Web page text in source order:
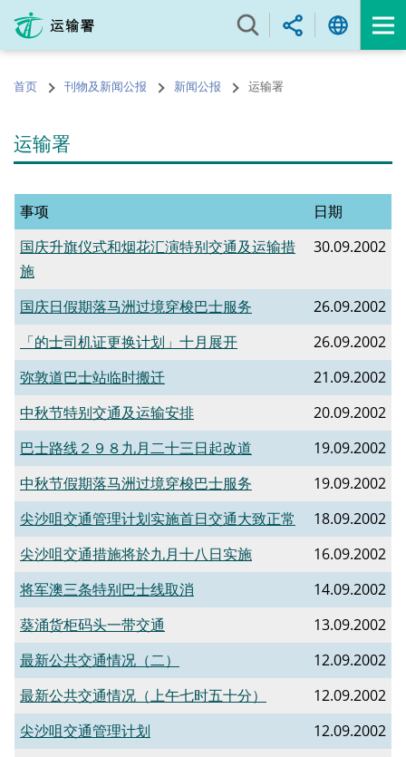
内
的首页 刊物及新闻公报 新闻公报 运输署
运输署
事项
日期
国庆升旗仪式和烟花汇演特别交通及运输措
施
30.09.2002
国庆日假期落马洲过境穿梭巴士服务
26.09.2002
「的士司机证更换计划」十月展开
26.09.2002
弥敦道巴士站临时搬迁
21.09.2002
中秋节特别交通及运输安排
20.09.2002
巴士路线２９８九月二十三日起改道
19.09.2002
中秋节假期落马洲过境穿梭巴士服务
19.09.2002
尖沙咀交通管理计划实施首日交通大致正常
18.09.2002
尖沙咀交通措施将於九月十八日实施
16.09.2002
将军澳三条特别巴士线取消
14.09.2002
葵涌货柜码头一带交通
13.09.2002
最新公共交通情况（二）
12.09.2002
最新公共交通情况（上午七时五十分）
12.09.2002
尖沙咀交通管理计划
12.09.2002